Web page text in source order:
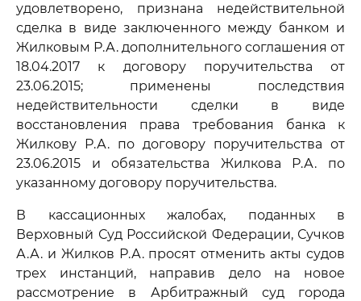
удовлетворено, признана недействительной
сделка в виде заключенного между банком и
Жилковым Р.А. дополнительного соглашения от
18.04.2017 к договору поручительства от
23.06.2015; применены последствия
недействительности сделки в виде
восстановления права требования банка к
Жилкову Р.А. по договору поручительства от
23.06.2015 и обязательства Жилкова Р.А. по
указанному договору поручительства.
В кассационных жалобах, поданных в
Верховный Суд Российской Федерации, Сучков
А.А. и Жилков Р.А. просят отменить акты судов
трех инстанций, направив дело на новое
рассмотрение в Арбитражный суд города